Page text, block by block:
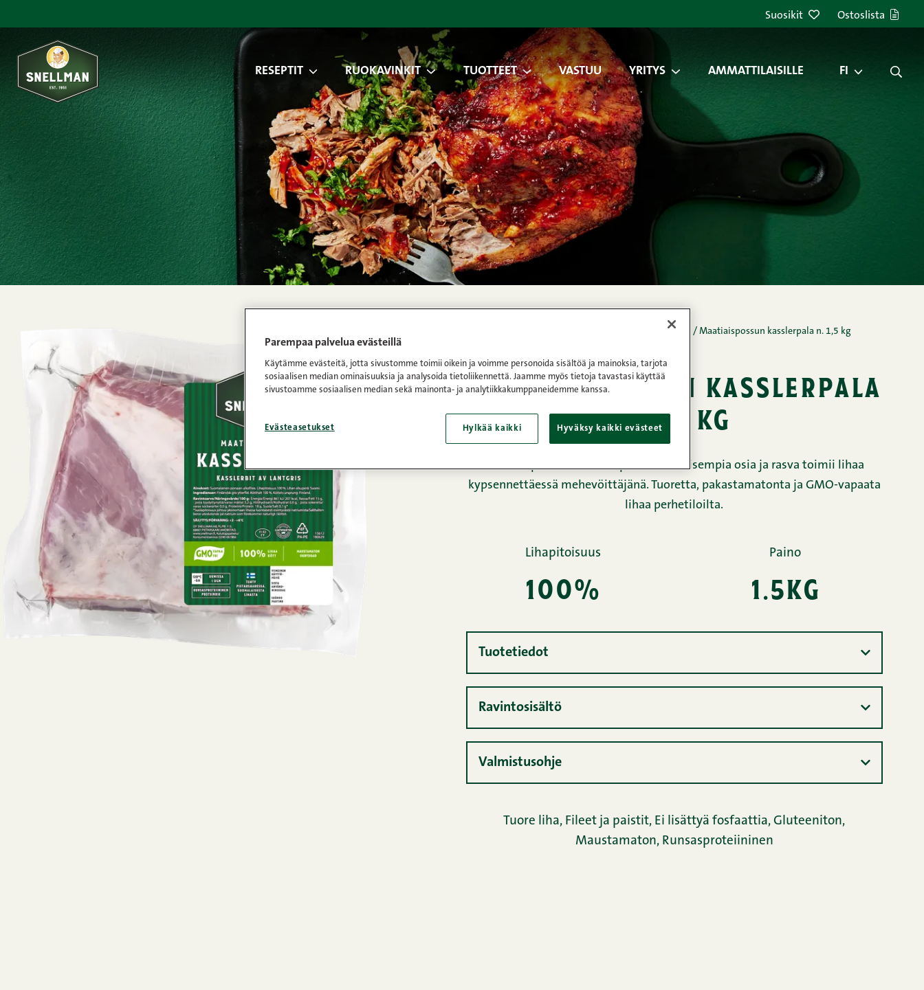
Suosikit Ostoslista
RESEPTIT RUOKAVINKIT TUOTTEET VASTUU YRITYS AMMATTILAISILLE FI
/ Maatiaispossun kasslerpala n. 1,5 kg
maatiaispossun kasslerpala
n. 1,5 kg
Maatiaispossun niska on possun rasvaisempia osia ja rasva toimii lihaa
kypsennettäessä mehevöittäjänä. Tuoretta, pakastamatonta ja GMO-vapaata
lihaa perhetiloilta.
Lihapitoisuus
100%
Paino
1.5kg
Tuotetiedot
Ravintosisältö
Valmistusohje
Tuore liha, Fileet ja paistit, Ei lisättyä fosfaattia,Gluteeniton,
Maustamaton, Runsasproteiininen
Parempaa palvelua evästeillä
Käytämme evästeitä, jotta sivustomme toimii oikein ja voimme personoida sisältöä ja mainoksia, tarjota
sosiaalisen median ominaisuuksia ja analysoida tietoliikennettä. Jaamme myös tietoja tavastasi käyttää
sivustoamme sosiaalisen median sekä mainonta- ja analytiikkakumppaneidemme kanssa.
Evästeasetukset Hylkää kaikki Hyväksy kaikki evästeet